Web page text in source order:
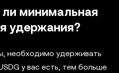
минимальная
удержания?
необходимо удерживать
у вас есть, тем больше